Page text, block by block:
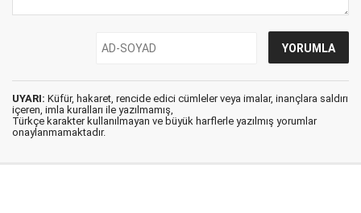
UYARI: Küfür, hakaret, rencide edici cümleler veya imalar, inançlara saldırı
içeren, imla kuralları ile yazılmamış,
Türkçe karakter kullanılmayan ve büyük harflerle yazılmış yorumlar
onaylanmamaktadır.